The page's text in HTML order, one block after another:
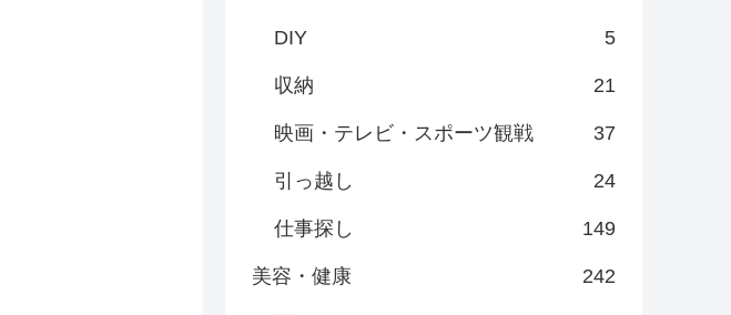
DIY 5
収納 21
映画・テレビ・スポーツ観戦 37
引っ越し 24
仕事探し 149
美容・健康 242